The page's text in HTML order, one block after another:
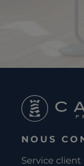
NOUS
Service client